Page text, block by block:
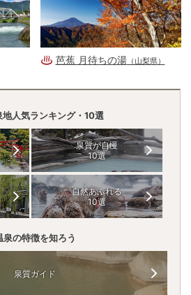
芭蕉 月待ちの湯（山梨県）
地人気ランキング・10選
泉質が自慢
10選
自然あふれる
10選
泉の特徴を知ろう
泉質ガイド